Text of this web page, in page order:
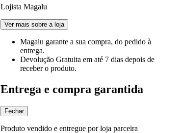
Lojista Magalu
Ver mais sobre a loja
Magalu garante a sua compra, do pedido à
entrega.
Devolução Gratuita em até 7 dias depois de
receber o produto.
Entrega e compra garantida
Fechar
Produto vendido e entregue por loja parceira